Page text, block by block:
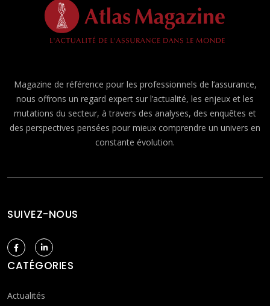
Magazine de référence pour les professionnels de l’assurance,
nous offrons un regard expert sur l’actualité, les enjeux et les
mutations du secteur, à travers des analyses, des enquêtes et
des perspectives pensées pour mieux comprendre un univers en
constante évolution.
SUIVEZ-NOUS
CATÉGORIES
Actualités